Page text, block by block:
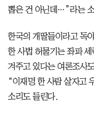
뽑은 건 아닌데…”라는
한국의 개딸들이라고 독
한 사법 허물기는 좌파
겨주고 있다는 여론조사
“이재명 한 사람 살자고
소리도 들린다.